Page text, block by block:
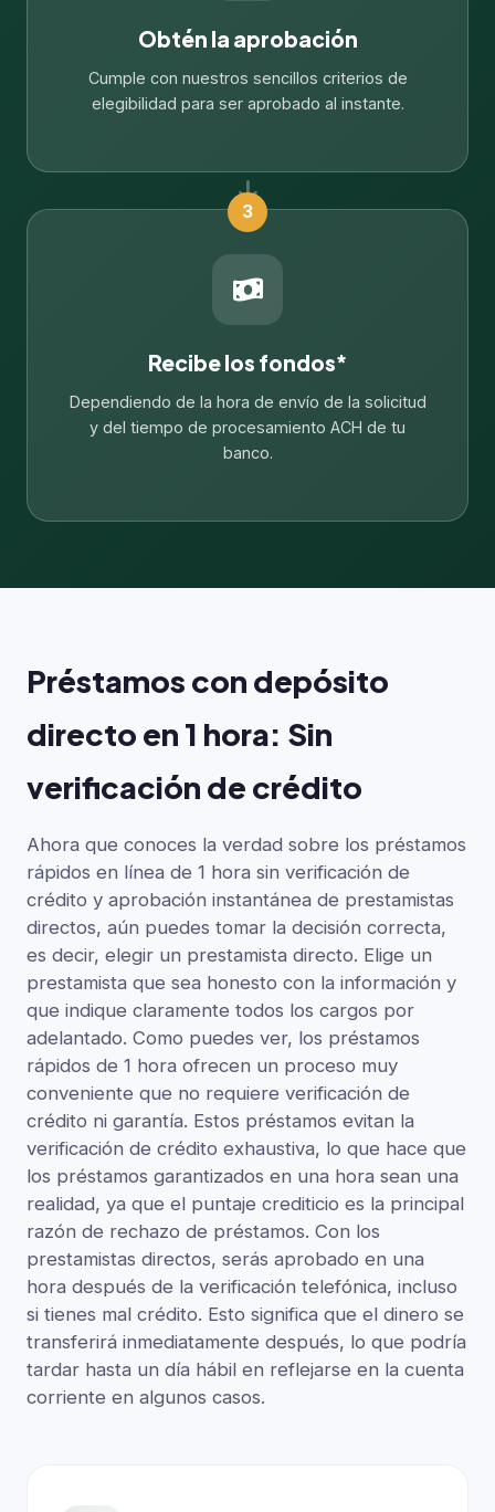
Obtén la aprobación
Cumple con nuestros sencillos criterios de
elegibilidad para ser aprobado al instante.
3
Recibe los fondos*
Dependiendo de la hora de envío de la solicitud
y del tiempo de procesamiento ACH de tu
banco.
Préstamos con depósito
directo en 1 hora: Sin
verificación de crédito
Ahora que conoces la verdad sobre los préstamos
rápidos en línea de 1 hora sin verificación de
crédito y aprobación instantánea de prestamistas
directos, aún puedes tomar la decisión correcta,
es decir, elegir un prestamista directo. Elige un
prestamista que sea honesto con la información y
que indique claramente todos los cargos por
adelantado. Como puedes ver, los préstamos
rápidos de 1 hora ofrecen un proceso muy
conveniente que no requiere verificación de
crédito ni garantía. Estos préstamos evitan la
verificación de crédito exhaustiva, lo que hace que
los préstamos garantizados en una hora sean una
realidad, ya que el puntaje crediticio es la principal
razón de rechazo de préstamos. Con los
prestamistas directos, serás aprobado en una
hora después de la verificación telefónica, incluso
si tienes mal crédito. Esto significa que el dinero se
transferirá inmediatamente después, lo que podría
tardar hasta un día hábil en reflejarse en la cuenta
corriente en algunos casos.